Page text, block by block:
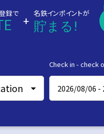
録で 名鉄インポイントが
貯まる!
Check in - check